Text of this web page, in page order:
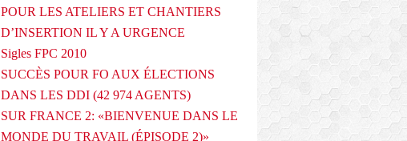
POUR LES ATELIERS ET CHANTIERS
D’INSERTION IL Y A URGENCE
Sigles FPC 2010
SUCCÈS POUR FO AUX ÉLECTIONS
DANS LES DDI (42 974 AGENTS)
SUR FRANCE 2: «BIENVENUE DANS LE
MONDE DU TRAVAIL (ÉPISODE 2)»